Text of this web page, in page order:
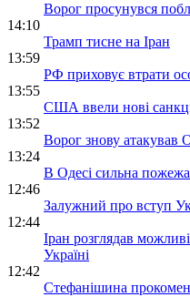
Ворог просунувся
14:10
Трамп тисне на Іран
13:59
РФ приховує втрати
13:55
США ввели нові
13:52
Ворог знову атакував
13:24
В Одесі сильна
12:46
Залужний про вступ
12:44
Іран розглядав
Україні
12:42
Стефанішина